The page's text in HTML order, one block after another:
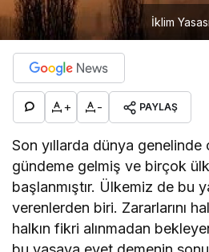
İklim
+ - PAYLAŞ
Son yıllarda dünya genelinde
gündeme gelmiş ve birçok
başlanmıştır. Ülkemiz de bu
verenlerden biri. Zararlarını
halkın fikri alınmadan